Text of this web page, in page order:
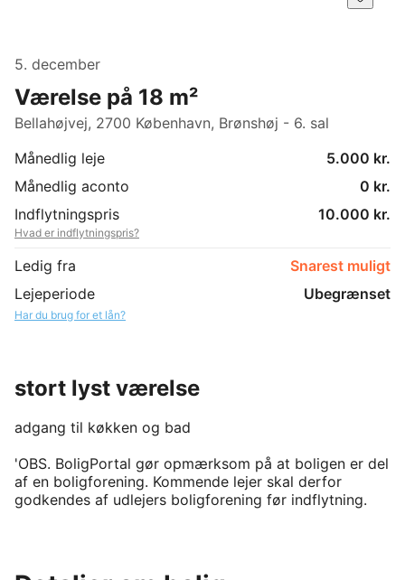
5. december
Værelse på 18 m²
Bellahøjvej, 2700 København, Brønshøj - 6. sal
Månedlig leje
5.000 kr.
Månedlig aconto
0 kr.
Indflytningspris
10.000 kr.
Hvad er indflytningspris?
Ledig fra
Snarest muligt
Lejeperiode
Ubegrænset
Har du brug for et lån?
stort lyst værelse
adgang til køkken og bad
'OBS. BoligPortal gør opmærksom på at boligen er del
af en boligforening. Kommende lejer skal derfor
godkendes af udlejers boligforening før indflytning.